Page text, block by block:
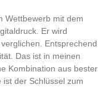
Wettbewerb mit dem
Er wird
Entsprechend
Das ist in meinen
Kombination aus bester
der Schlüssel zum